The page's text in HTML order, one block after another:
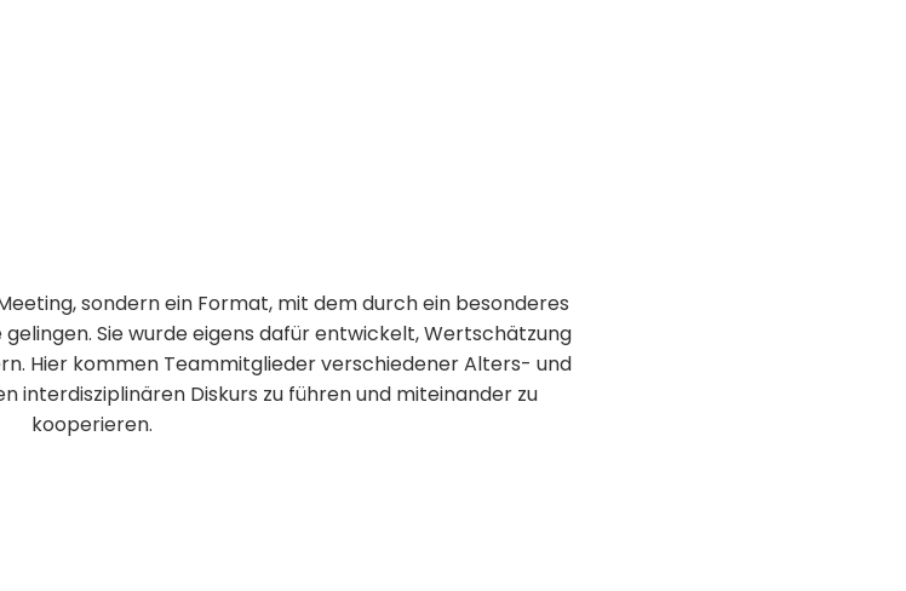
sondern ein Format, mit dem durch ein besonderes
Sie wurde eigens dafür entwickelt, Wertschätzung
Hier kommen Teammitglieder verschiedener Alters- und
interdisziplinären Diskurs zu führen und miteinander zu
kooperieren.